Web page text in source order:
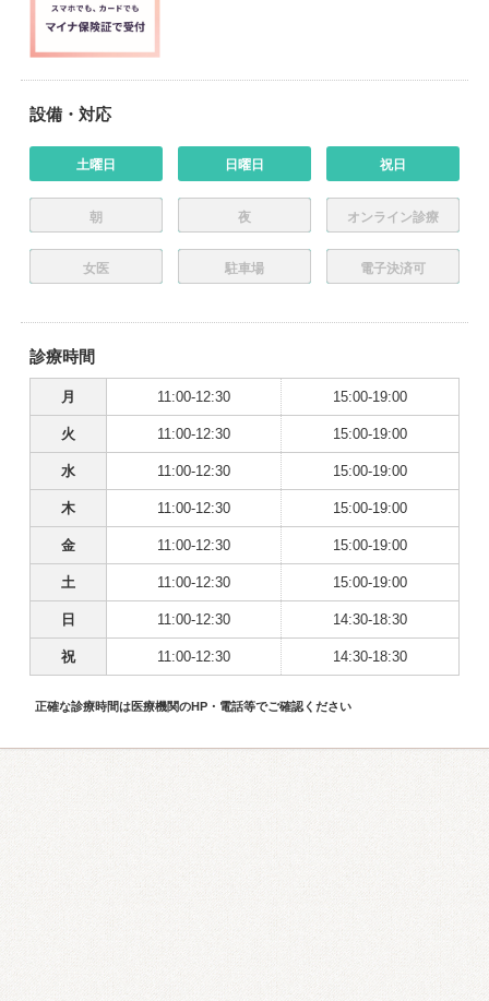
設備・対応
土曜日 日曜日 祝日
朝 夜 オンライン診療
女医 駐車場 電子決済可
診療時間
月 11:00-12:30 15:00-19:00
火 11:00-12:30 15:00-19:00
水 11:00-12:30 15:00-19:00
木 11:00-12:30 15:00-19:00
金 11:00-12:30 15:00-19:00
土 11:00-12:30 15:00-19:00
日 11:00-12:30 14:30-18:30
祝 11:00-12:30 14:30-18:30
正確な診療時間は医療機関のHP・電話等でご確認ください